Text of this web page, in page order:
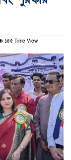
১৪৫ Time View